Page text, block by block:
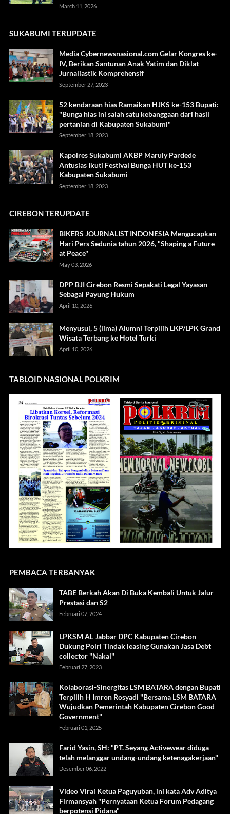
March 11, 2026
SUKABUMI TERUPDATE
Media Cybernewsnasional.com Gelar Kongres ke-
IV, Berikan Santunan Anak Yatim dan Diklat
Jurnaliastik Komprehensif
September 27, 2023
52 kendaraan hias Ramaikan HJKS ke-153 Bupati:
"Bunga hias ini salah satu kebanggaan dari hasil
pertanian di Kabupaten Sukabumi"
September 18, 2023
Kapolres Sukabumi AKBP Maruly Pardede
Antusias Ikuti Festival Bunga HUT ke-153
Kabupaten Sukabumi
September 18, 2023
CIREBON TERUPDATE
BIKERS JOURNALIST INDONESIA Mengucapkan
Hari Pers Sedunia tahun 2026, "Shaping a Future
at Peace"
May 03, 2026
DPP BJI Cirebon Resmi Sepakati Legal Yayasan
Sebagai Payung Hukum
April 10, 2026
Menyusul, 5 (lima) Alumni Terpilih LKP/LPK Grand
Wisata Terbang ke Hotel Turki
April 10, 2026
TABLOID NASIONAL POLKRIM
PEMBACA TERBANYAK
TABE Berkah Akan Di Buka Kembali Untuk Jalur
Prestasi dan S2
Februari 07, 2024
LPKSM AL Jabbar DPC Kabupaten Cirebon
Dukung Polri Tindak leasing Gunakan Jasa Debt
collector "Nakal"
Februari 27, 2023
Kolaborasi-Sinergitas LSM BATARA dengan Bupati
Terpilih H Imron Rosyadi "Bersama LSM BATARA
Wujudkan Pemerintah Kabupaten Cirebon Good
Government"
Februari 01, 2025
Farid Yasin, SH: "PT. Seyang Activewear diduga
telah melanggar undang-undang ketenagakerjaan"
Desember 06, 2022
Video Viral Ketua Paguyuban, ini kata Adv Aditya
Firmansyah "Pernyataan Ketua Forum Pedagang
berpotensi Pidana"